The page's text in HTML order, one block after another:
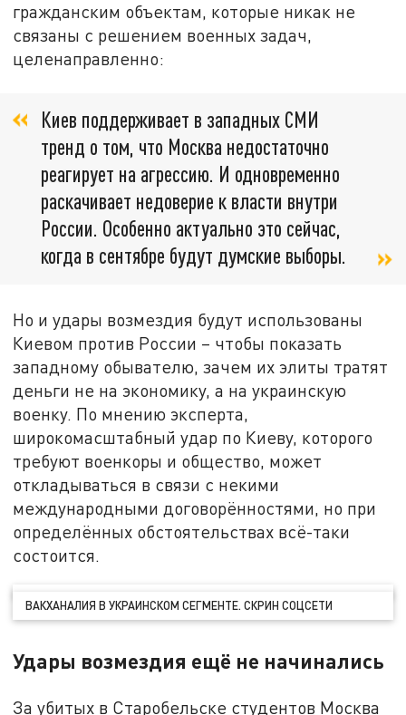
гражданским объектам, которые никак не
связаны с решением военных задач,
целенаправленно:
Киев поддерживает в западных СМИ
тренд о том, что Москва недостаточно
реагирует на агрессию. И одновременно
раскачивает недоверие к власти внутри
России. Особенно актуально это сейчас,
когда в сентябре будут думские выборы.
Но и удары возмездия будут использованы
Киевом против России – чтобы показать
западному обывателю, зачем их элиты тратят
деньги не на экономику, а на украинскую
военку. По мнению эксперта,
широкомасштабный удар по Киеву, которого
требуют военкоры и общество, может
откладываться в связи с некими
международными договорённостями, но при
определённых обстоятельствах всё-таки
состоится.
ВАКХАНАЛИЯ В УКРАИНСКОМ СЕГМЕНТЕ. СКРИН СОЦСЕТИ
Удары возмездия ещё не начинались
За убитых в Старобельске студентов Москва